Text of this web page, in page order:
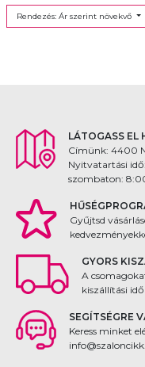
Rendezés: Ár szerint növekvő
LÁTOGASS EL
Címünk: 4400
Nyitvatartási
szombaton:
Gyűjtsd
GYORS
A
kiszállítási
SEGÍTSÉGRE
Keress minket